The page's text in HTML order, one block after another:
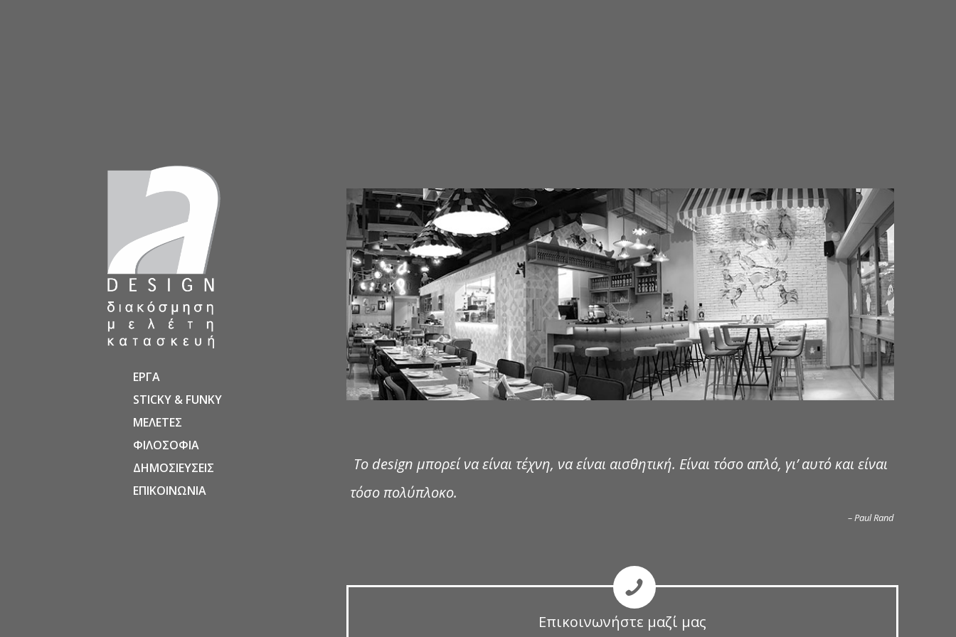
ΕΡΓΑ
STICKY & FUNKY
ΜΕΛΕΤΕΣ
ΦΙΛΟΣΟΦΙΑ
ΔΗΜΟΣΙΕΥΣΕΙΣ
ΕΠΙΚΟΙΝΩΝΙΑ
Το design μπορεί να είναι τέχνη, να είναι αισθητική. Είναι τόσο απλό, γι’ αυτό και είναι
τόσο πολύπλοκο.
– Paul Rand
Επικοινωνήστε μαζί μας